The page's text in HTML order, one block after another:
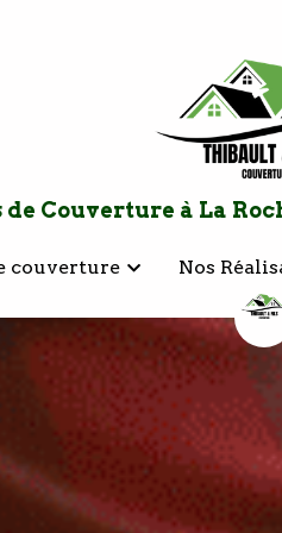
de Couverture à La
couverture Nos
de Couverture à La
couverture Nos